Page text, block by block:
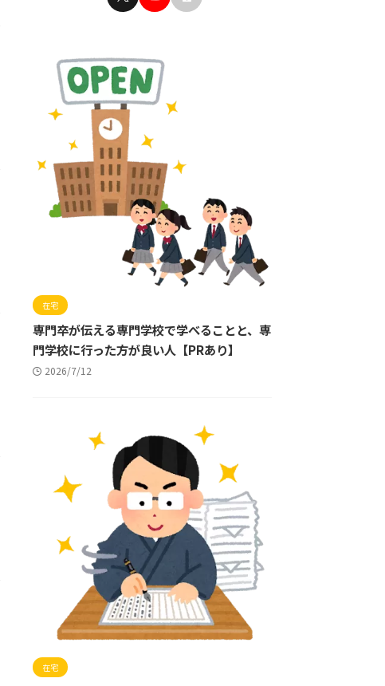
在宅
専門卒が伝える専門学校で学べることと、専
門学校に行った方が良い人【PRあり】
2026/7/12
在宅